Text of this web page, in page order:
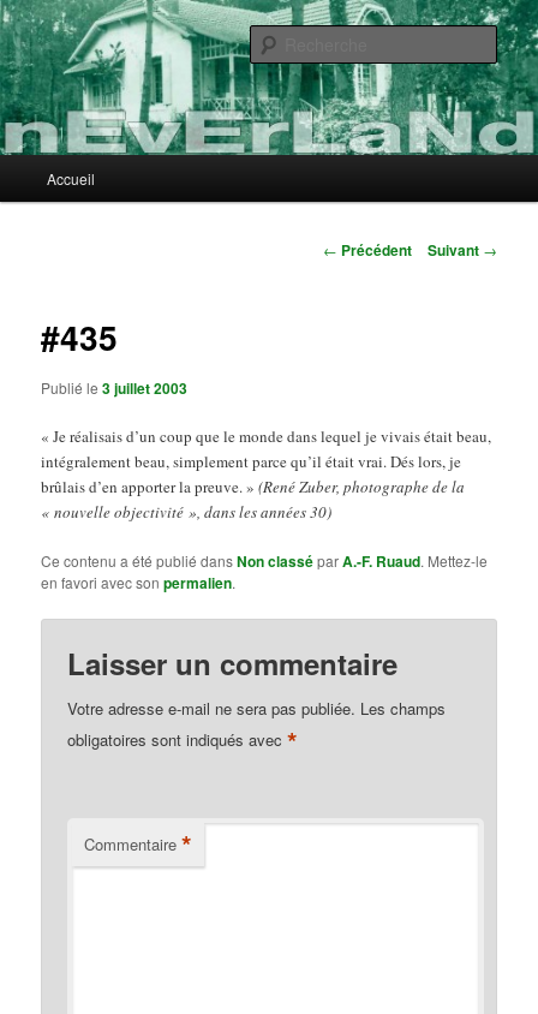
Aller
au
contenu
principalnEvErLaNd
principal
Accueil
Navigation
← Précédent Suivant →
#435
Publié le3 juillet 2003
« Je réalisais d’un coup que le monde dans lequel je vivais était beau,
intégralement beau, simplement parce qu’il était vrai. Dés lors, je
brûlais d’en apporter la preuve. » (René Zuber, photographe de la
« nouvelle objectivité », dans les années 30)
Ce contenu a été publié dansNon classéparA.-F. Ruaud. Mettez-le
en favori avec sonpermalien.
Laisser un commentaire
Votre adresse e-mail ne sera pas publiée. Les champs
obligatoires sont indiqués avec*
Commentaire *